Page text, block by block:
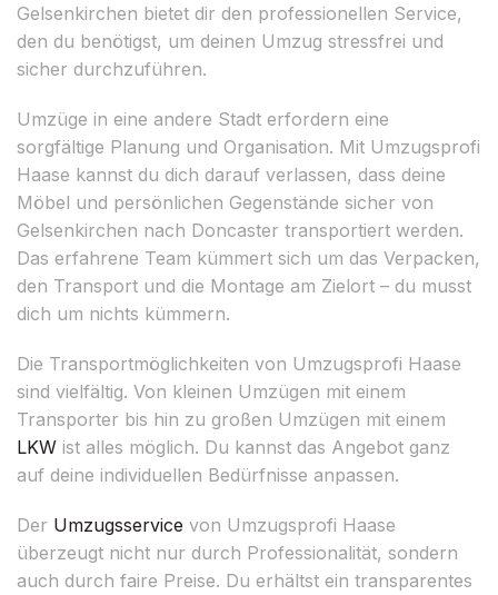
Gelsenkirchen bietet dir den professionellen Service,
den du benötigst, um deinen Umzug stressfrei und
sicher durchzuführen.
Umzüge in eine andere Stadt erfordern eine
sorgfältige Planung und Organisation. Mit Umzugsprofi
Haase kannst du dich darauf verlassen, dass deine
Möbel und persönlichen Gegenstände sicher von
Gelsenkirchen nach Doncaster transportiert werden.
Das erfahrene Team kümmert sich um das Verpacken,
den Transport und die Montage am Zielort – du musst
dich um nichts kümmern.
Die Transportmöglichkeiten von Umzugsprofi Haase
sind vielfältig. Von kleinen Umzügen mit einem
Transporter bis hin zu großen Umzügen mit einem
LKW ist alles möglich. Du kannst das Angebot ganz
auf deine individuellen Bedürfnisse anpassen.
Der Umzugsservice von Umzugsprofi Haase
überzeugt nicht nur durch Professionalität, sondern
auch durch faire Preise. Du erhältst ein transparentes